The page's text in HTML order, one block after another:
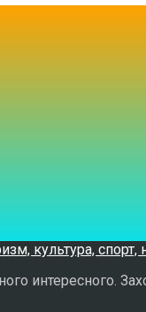
интересного.